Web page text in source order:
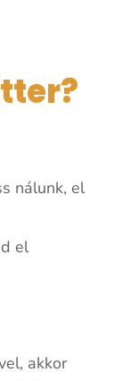
nálunk, el
el
akkor